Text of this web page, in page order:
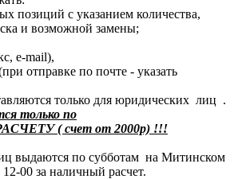
позиций с указанием количества,
и возможной замены;
e-mail),
отправке по почте - указать
только для юридических лиц .
только по
( счет от 2000р) !!!
выдаются по субботам на Митинском
00 за наличный расчет.